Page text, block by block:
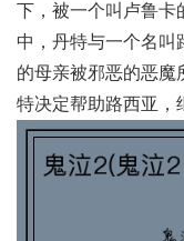
下，被一个叫卢鲁卡
中，丹特与一个名叫
的母亲被邪恶的恶魔
特决定帮助路西亚，